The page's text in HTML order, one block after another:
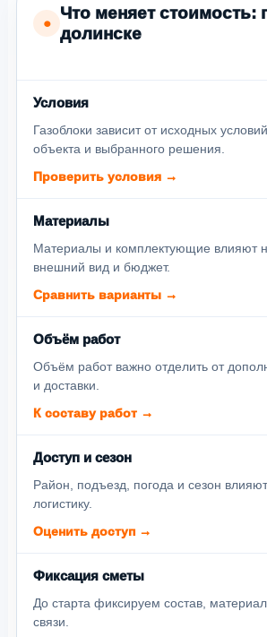
●
Что меняет стоимость:
долинске
Условия
Газоблоки зависит от исходных
объекта и выбранного решения.
Проверить условия →
Материалы
Материалы и комплектующие влияют
внешний вид и бюджет.
Сравнить варианты →
Объём работ
Объём работ важно отделить от
и доставки.
К составу работ →
Доступ и сезон
Район, подъезд, погода и сезон
логистику.
Оценить доступ →
Фиксация сметы
До старта фиксируем состав,
связи.